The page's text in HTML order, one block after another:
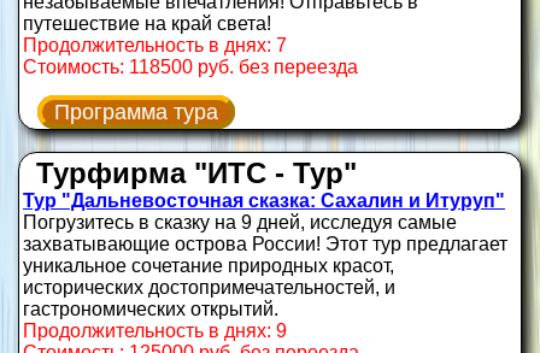
путешествие на край света!
Продолжительность в днях: 7
Стоимость: 118500 руб. без переезда
Программа тура
Турфирма "ИТС - Тур"
Тур "Дальневосточная сказка: Сахалин и Итуруп"
Погрузитесь в сказку на 9 дней, исследуя самые
захватывающие острова России! Этот тур предлагает
уникальное сочетание природных красот,
исторических достопримечательностей, и
гастрономических открытий.
Продолжительность в днях: 9